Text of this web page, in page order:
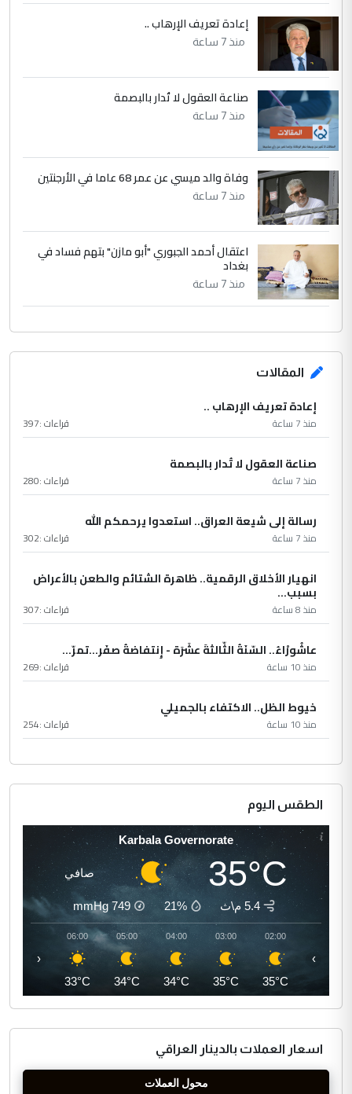
إعادة تعريف الإرهاب ..
منذ 7 ساعة
صناعة العقول لا تُدار بالبصمة
منذ 7 ساعة
وفاة والد ميسي عن عمر 68 عاما في الأرجنتين
منذ 7 ساعة
اعتقال أحمد الجبوري "أبو مازن" بتهم فساد في
بغداد
منذ 7 ساعة
المقالات
إعادة تعريف الإرهاب ..
منذ 7 ساعة قراءات :397
صناعة العقول لا تُدار بالبصمة
منذ 7 ساعة قراءات :280
رسالة إلى شيعة العراق.. استعدوا يرحمكم الله
منذ 7 ساعة قراءات :302
انهيار الأخلاق الرقمية.. ظاهرة الشتائم والطعن بالأعراض
بسبب...
منذ 8 ساعة قراءات :307
عاشُورْاءُ.. السّنَةُ الثّالثةَ عشَرَة - إِنتفاضةُ صفَر…تمرّ...
منذ 10 ساعة قراءات :269
خيوط الظل.. الاكتفاء بالجميلي
منذ 10 ساعة قراءات :254
الطقس اليوم
Karbala Governorate
35°C صافي
5.4 م\ث 21%
749
mmHg
02:00
35°C
03:00
35°C
04:00
34°C
05:00
34°C
06:00
33°C
‹ ›
اسعار العملات بالدينار العراقي